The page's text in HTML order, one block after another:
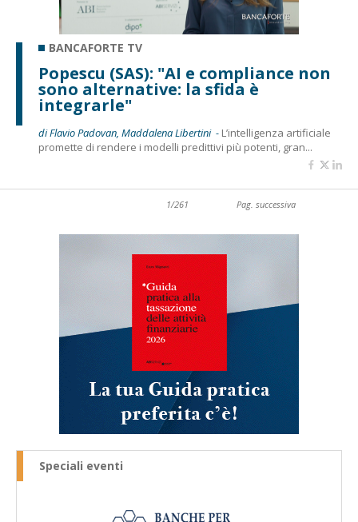
BANCAFORTE TV
Popescu (SAS): "AI e compliance non
sono alternative: la sfida è
integrarle"
di Flavio Padovan, Maddalena Libertini - L’intelligenza artificiale
promette di rendere i modelli predittivi più potenti, gran...
1/261 Pag. successiva
Speciali eventi